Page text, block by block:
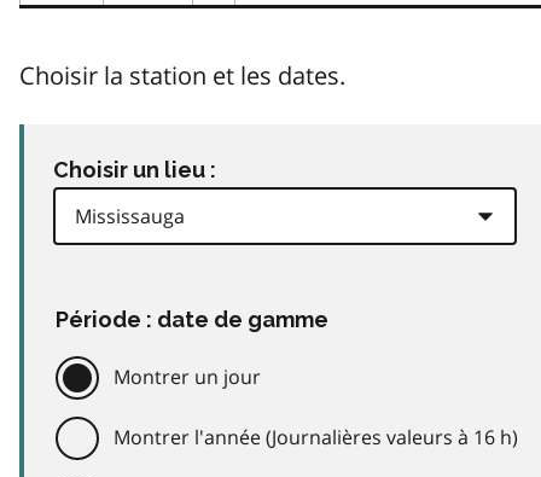
Choisir la station et les dates.
Choisir un lieu :
Période : date de gamme
Montrer un jour
Montrer l'année (Journalières valeurs à 16 h)